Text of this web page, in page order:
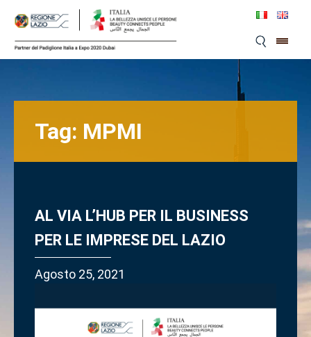
content
Tag: MPMI
AL VIA L’HUB PER IL BUSINESS
PER LE IMPRESE DEL LAZIO
Agosto 25, 2021